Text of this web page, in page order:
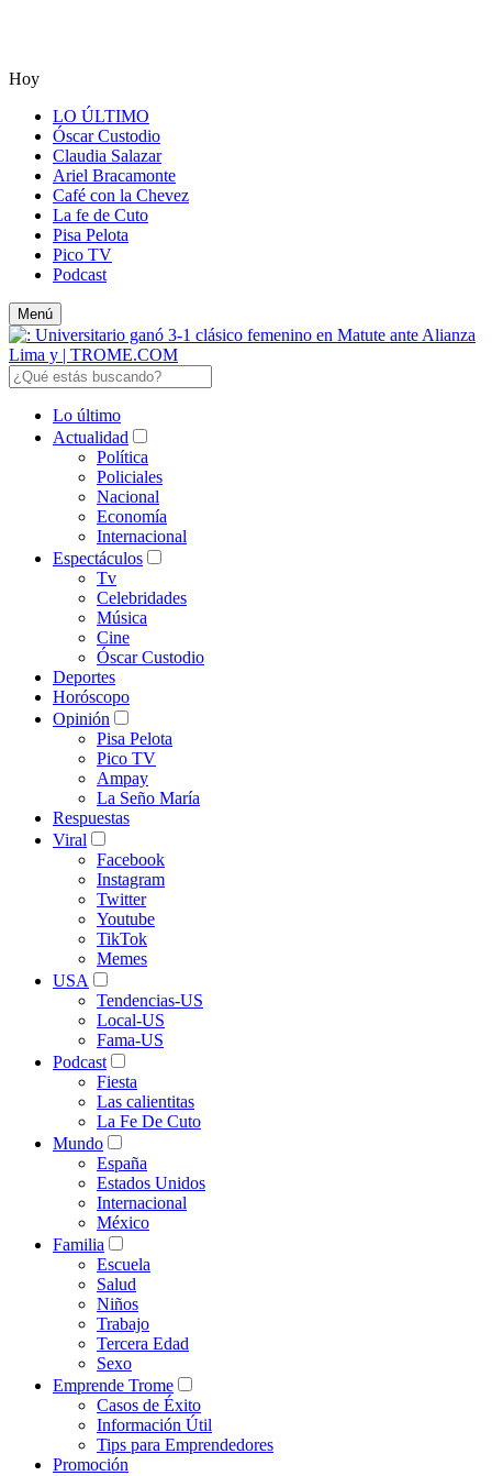
Hoy
LO ÚLTIMO
Óscar Custodio
Claudia Salazar
Ariel Bracamonte
Café con la Chevez
La fe de Cuto
Pisa Pelota
Pico TV
Podcast
Menú
Lo último
Actualidad
Política
Policiales
Nacional
Economía
Internacional
Espectáculos
Tv
Celebridades
Música
Cine
Óscar Custodio
Deportes
Horóscopo
Opinión
Pisa Pelota
Pico TV
Ampay
La Seño María
Respuestas
Viral
Facebook
Instagram
Twitter
Youtube
TikTok
Memes
USA
Tendencias-US
Local-US
Fama-US
Podcast
Fiesta
Las calientitas
La Fe De Cuto
Mundo
España
Estados Unidos
Internacional
México
Familia
Escuela
Salud
Niños
Trabajo
Tercera Edad
Sexo
Emprende Trome
Casos de Éxito
Información Útil
Tips para Emprendedores
Promoción